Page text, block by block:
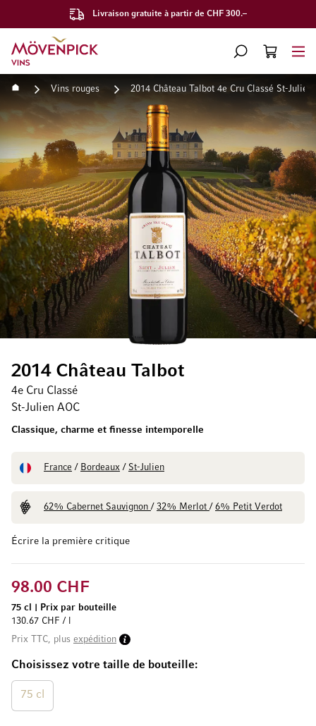
Livraison gratuite à partir de CHF 300.–
Aller à la page d'accueil
CHERCHERPANIER
Accueil Vins rouges 2014 Château Talbot 4e Cru Classé St-Julien
Écrire la première critique
2014 Château Talbot
4e Cru Classé
St-Julien AOC
Classique, charme et finesse intemporelle
France / Bordeaux / St-Julien
62% Cabernet Sauvignon/ 32% Merlot/ 6% Petit Verdot
Choisissez votre taille de bouteille
75 cl
98.00 CHF
75 cl
Prix par bouteille
130.67 CHF / l
Prix TTC, plus expédition
Passer à la fin de la galerie d’images
Passer au début de la